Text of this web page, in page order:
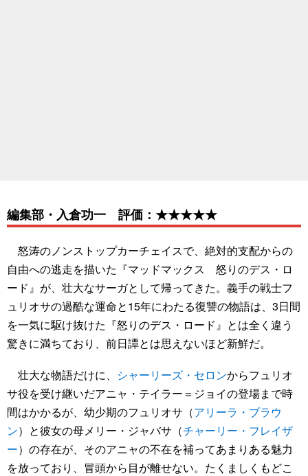
編集部・入倉功一 評価：★★★★★
怒涛のノンストップカーチェイスで、絶対的支配からの
自由への逃走を描いた『マッドマックス 怒りのデス・ロ
ード』が、壮大なサーガとして帰ってきた。義手の戦士フ
ュリオサの過酷な運命と15年にわたる復讐の物語は、3日間
を一気に駆け抜けた『怒りのデス・ロード』とは全く違う
驚きに満ちており、前日譚とは思えないほど新鮮だ。
壮大な物語だけに、 シャーリーズ・セロンからフュリオ
サ役を受け継いだアニャ・テイラー＝ジョイの登場まで時
間はかかるが、幼少期のフュリオサ（アリーラ・ブラウ
ン）と彼女の母メリー・ジャバサ（チャーリー・フレイザ
ー）の存在が、そのアニャの不在を補ってあまりある魅力
を放っており、冒頭から目が離せない。たくましくもどこ